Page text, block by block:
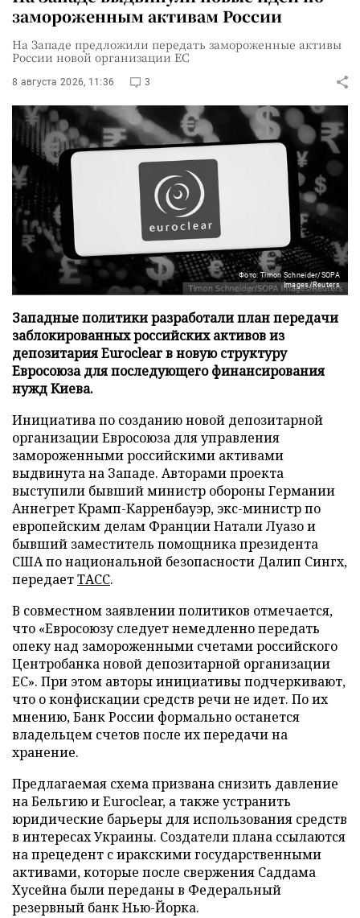
замороженным активам России
На Западе предложили передать замороженные активы
России новой организации ЕС
8 августа 2026, 11:36 3
Фото: Timon Schneider/SOPA
Images/Reuters
Западные политики разработали план передачи
заблокированных российских активов из
депозитария Euroclear в новую структуру
Евросоюза для последующего финансирования
нужд Киева.
Инициатива по созданию новой депозитарной
организации Евросоюза для управления
замороженными российскими активами
выдвинута на Западе. Авторами проекта
выступили бывший министр обороны Германии
Аннегрет Крамп-Карренбауэр, экс-министр по
европейским делам Франции Натали Луазо и
бывший заместитель помощника президента
США по национальной безопасности Далип Сингх,
передаетТАСС.
В совместном заявлении политиков отмечается,
что «Евросоюзу следует немедленно передать
опеку над замороженными счетами российского
Центробанка новой депозитарной организации
ЕС». При этом авторы инициативы подчеркивают,
что о конфискации средств речи не идет. По их
мнению, Банк России формально останется
владельцем счетов после их передачи на
хранение.
Предлагаемая схема призвана снизить давление
на Бельгию и Euroclear, а также устранить
юридические барьеры для использования средств
в интересах Украины. Создатели плана ссылаются
на прецедент с иракскими государственными
активами, которые после свержения Саддама
Хусейна были переданы в Федеральный
резервный банк Нью-Йорка.